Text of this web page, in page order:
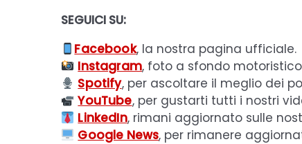
SEGUICI SU:
Facebook, la nostra pagina ufficiale.
Instagram, foto a sfondo
Spotify, per ascoltare il meglio dei
YouTube, per gustarti tutti i nostri
LinkedIn, rimani aggiornato sulle
Google News, per rimanere